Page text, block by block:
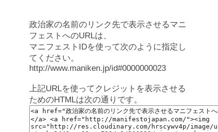
政治家の名前のリンク先で表示させるマニ
フェストへのURLは、
マニフェストIDを使って次のように指定し
てください。
http://www.maniken.jp/id#0000000023
上記URLを使ってクレジットを表示させる
ためのHTMLは次の通りです。